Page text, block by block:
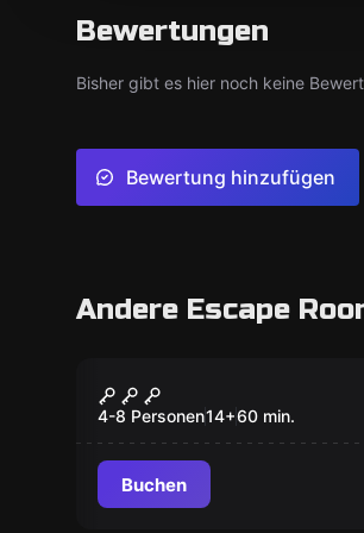
Bewertungen
Bisher gibt es hier noch keine
Bewertung hinzufügen
Andere Escape
Psychiatrie
4-8 Personen14+60 min.
Buchen